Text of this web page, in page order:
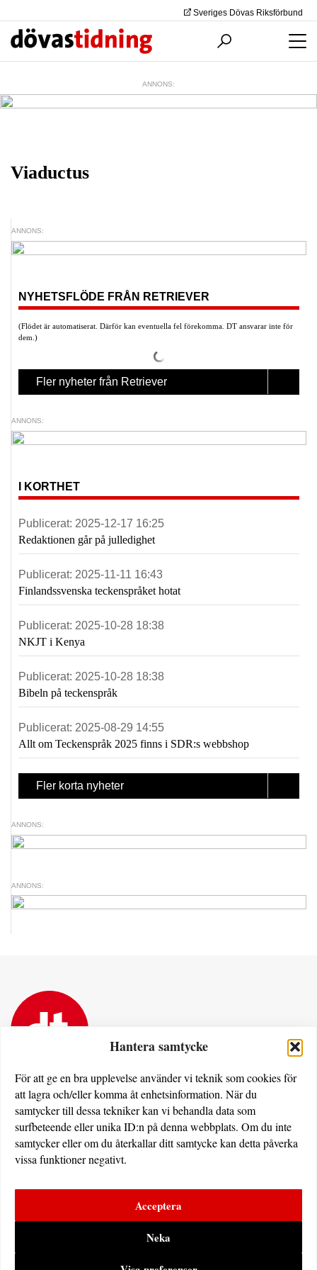
Hantera samtycke
För att ge en bra upplevelse använder vi teknik som cookies för
att lagra och/eller komma åt enhetsinformation. När du
samtycker till dessa tekniker kan vi behandla data som
surfbeteende eller unika ID:n på denna webbplats. Om du inte
samtycker eller om du återkallar ditt samtycke kan detta påverka
vissa funktioner negativt.
Acceptera
Neka
Sveriges Dövas Riksförbund
ANNONS:
Viaductus
ANNONS:
NYHETSFLÖDE FRÅN RETRIEVER
(Flödet är automatiserat. Därför kan eventuella fel förekomma. DT ansvarar inte för
dem.)
Fler nyheter från Retriever
ANNONS:
I KORTHET
Publicerat: 2025-12-17 16:25
Redaktionen går på julledighet
Publicerat: 2025-11-11 16:43
Finlandssvenska teckenspråket hotat
Publicerat: 2025-10-28 18:38
NKJT i Kenya
Publicerat: 2025-10-28 18:38
Bibeln på teckenspråk
Publicerat: 2025-08-29 14:55
Allt om Teckenspråk 2025 finns i SDR:s webbshop
Fler korta nyheter
ANNONS:
ANNONS:
Dövas Tidning
Rissneleden 138
174 57 Sundbyberg
Utgivare av dovastidning.se:
Dövas Tidning i sociala medier: